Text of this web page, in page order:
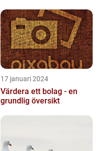
17 januari 2024
Värdera ett bolag - en
grundlig översikt